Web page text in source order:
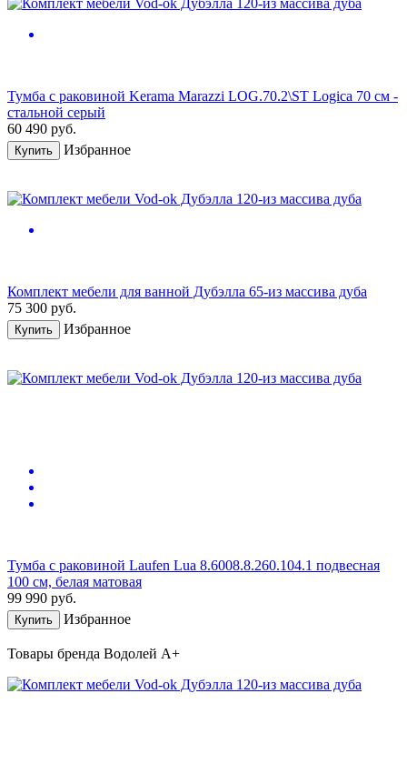
Тумба с раковиной Kerama Marazzi LOG.70.2\ST Logica 70 см -
стальной серый
60 490 руб.
Купить Избранное
Комплект мебели для ванной Дубэлла 65-из массива дуба
75 300 руб.
Купить Избранное
Тумба с раковиной Laufen Lua 8.6008.8.260.104.1 подвесная
100 см, белая матовая
99 990 руб.
Купить Избранное
Товары бренда Водолей А+